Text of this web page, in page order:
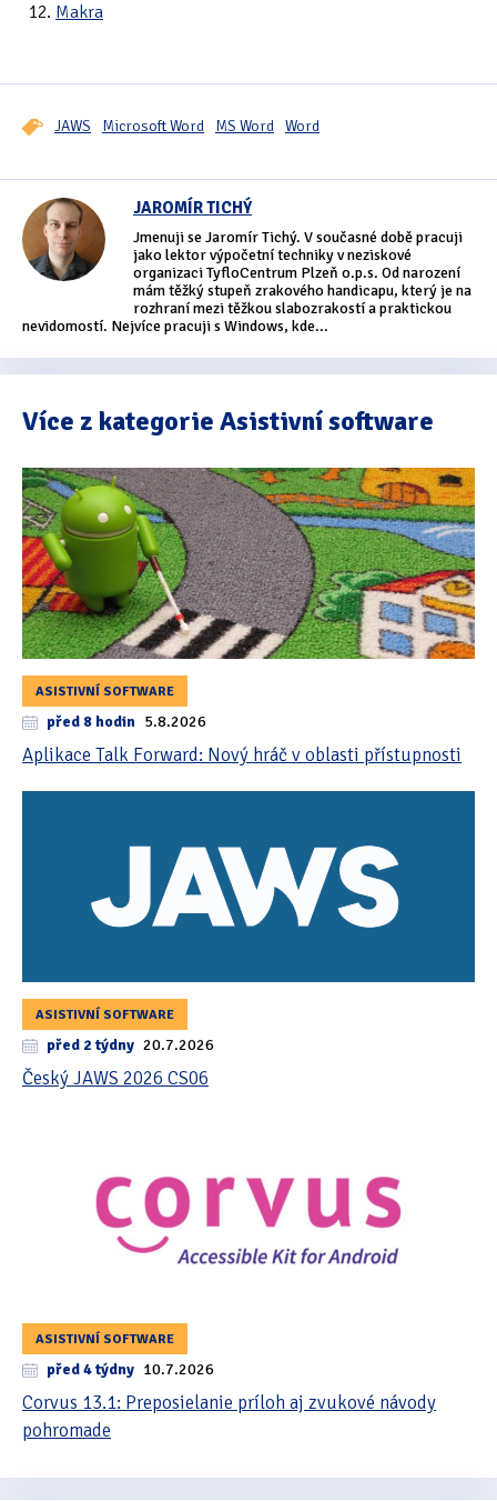
Makra
JAWS Microsoft Word MS Word Word
JAROMÍR TICHÝ
Jmenuji se Jaromír Tichý. V současné době pracuji
jako lektor výpočetní techniky v neziskové
organizaci TyfloCentrum Plzeň o.p.s. Od narození
mám těžký stupeň zrakového handicapu, který je na
rozhraní mezi těžkou slabozrakostí a praktickou
nevidomostí. Nejvíce pracuji s Windows, kde...
Více z kategorie Asistivní software
ASISTIVNÍ SOFTWARE
před 8 hodin 5.8.2026
Aplikace Talk Forward: Nový hráč v oblasti přístupnosti
ASISTIVNÍ SOFTWARE
před 2 týdny 20.7.2026
Český JAWS 2026 CS06
ASISTIVNÍ SOFTWARE
před 4 týdny 10.7.2026
Corvus 13.1: Preposielanie príloh aj zvukové návody
pohromade